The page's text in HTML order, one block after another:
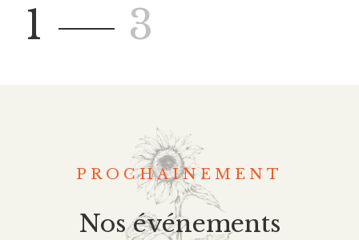
1 3
PROCHAINEMENT
Nos événements